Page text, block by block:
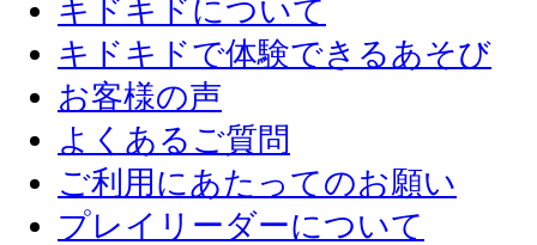
キドキドについて
キドキドで体験できるあそび
お客様の声
よくあるご質問
ご利用にあたってのお願い
プレイリーダーについて